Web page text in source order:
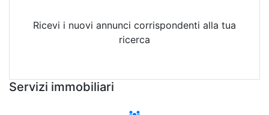
Ricevi i nuovi annunci corrispondenti alla tua
ricerca
Servizi immobiliari